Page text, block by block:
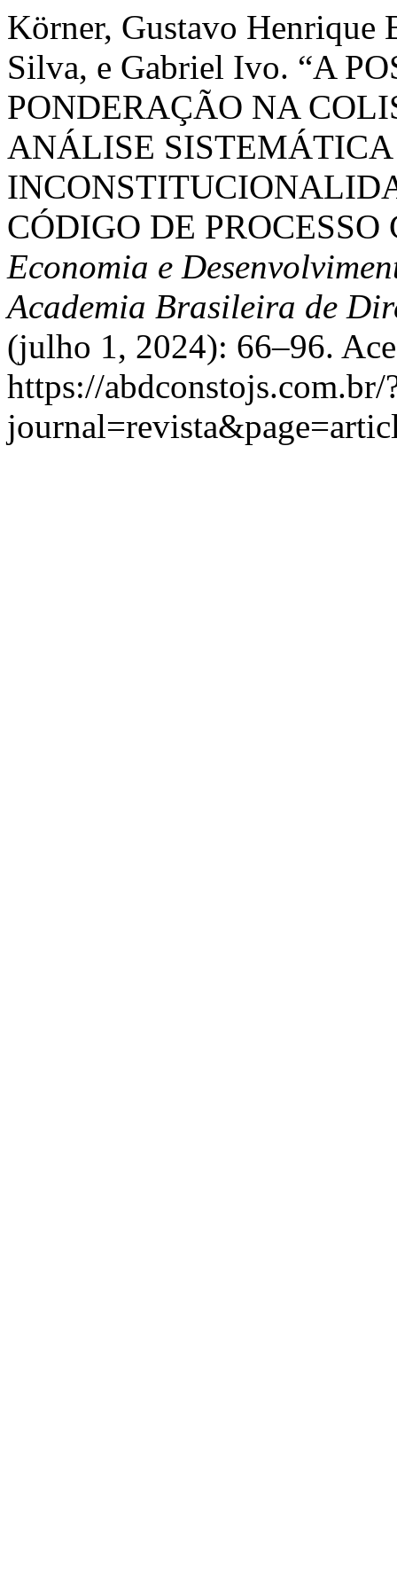
Körner, Gustavo Henrique
Silva, e Gabriel Ivo. “A
PONDERAÇÃO NA
ANÁLISE SISTEMÁTICA
CÓDIGO DE
Economia e
Academia Brasileira de
(julho 1, 2024): 66–96.
https://abdconstojs.com.br/